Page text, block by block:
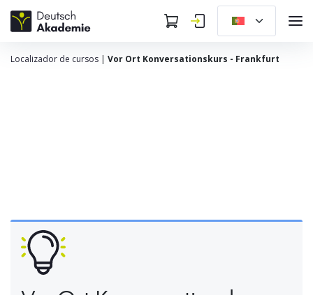
Localizador de cursos | Vor Ort Konversationskurs - Frankfurt